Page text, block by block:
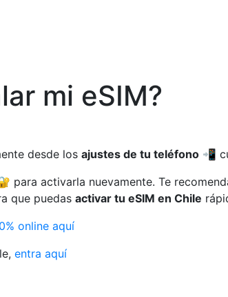
mi eSIM?
desde los ajustes de tu teléfono 📲
para activarla nuevamente. Te
que puedas activar tu eSIM en Chile
online aquí
entra aquí